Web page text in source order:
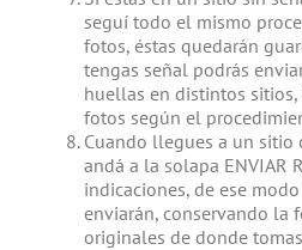
seguí todo el mismo
fotos, éstas quedarán
tengas señal podrás
huellas en distintos
fotos según el
Cuando llegues a un sitio
andá a la solapa ENVIAR
indicaciones, de ese
enviarán, conservando la
originales de donde